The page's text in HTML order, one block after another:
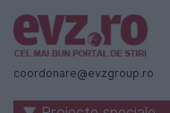
Știri
naționale
coordonare@evzgroup.ro